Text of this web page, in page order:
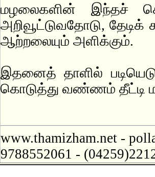
மழலைகளின் இந்தச்
அறிவூட்டுவதோடு, தேடிக்
ஆற்றலையும் அளிக்கும்.
இதனைத் தாளில்
கொடுத்து வண்ணம் தீட்டி
www.thamizham.net -
9788552061 -